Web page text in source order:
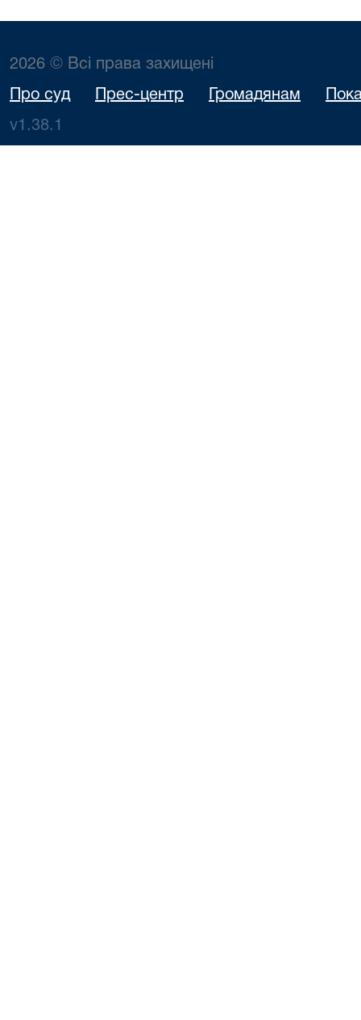
2026 © Всі права захищені
Про суд Прес-центр Громадянам
v1.38.1